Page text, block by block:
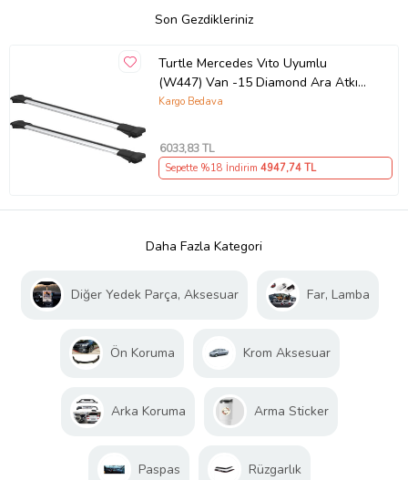
Son Gezdikleriniz
Turtle Mercedes Vıto Uyumlu
(W447) Van -15 Diamond Ara Atkı
Gri 2'li Set (Karışık)
Kargo Bedava
6033,83 TL
Sepette %18 İndirim 4947,74 TL
Daha Fazla Kategori
Diğer Yedek Parça, Aksesuar Far, Lamba
Ön Koruma Krom Aksesuar
Arka Koruma Arma Sticker
Paspas Rüzgarlık